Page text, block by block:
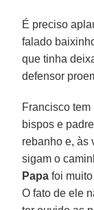
É preciso
falado
que tinha
defensor
Francisco
bispos e
rebanho e, às
sigam o
Papa foi
O fato de ele